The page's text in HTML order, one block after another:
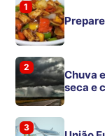
1
2
Chuva
seca e
3